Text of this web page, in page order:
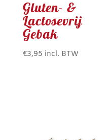
Gluten- &
Lactosevrij
Gebak
€3,95 incl. BTW